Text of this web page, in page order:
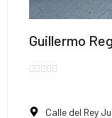
Guillermo
    
Calle del Rey